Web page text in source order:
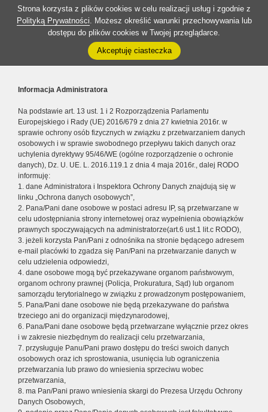
Strona korzysta z plików cookies w celu realizacji usług i zgodnie z
Polityką Prywatności. Możesz określić warunki przechowywania lub
dostępu do plików cookies w Twojej przeglądarce.
Akceptuję ciasteczka
Informacja Administratora
Na podstawie art. 13 ust. 1 i 2 Rozporządzenia Parlamentu
Europejskiego i Rady (UE) 2016/679 z dnia 27 kwietnia 2016r. w
sprawie ochrony osób fizycznych w związku z przetwarzaniem danych
osobowych i w sprawie swobodnego przepływu takich danych oraz
uchylenia dyrektywy 95/46/WE (ogólne rozporządzenie o ochronie
danych), Dz. U. UE. L. 2016.119.1 z dnia 4 maja 2016r., dalej RODO
informuję:
1. dane Administratora i Inspektora Ochrony Danych znajdują się w
linku „Ochrona danych osobowych”,
2. Pana/Pani dane osobowe w postaci adresu IP, są przetwarzane w
celu udostępniania strony internetowej oraz wypełnienia obowiązków
prawnych spoczywających na administratorze(art.6 ust.1 lit.c RODO),
3. jeżeli korzysta Pan/Pani z odnośnika na stronie będącego adresem
e-mail placówki to zgadza się Pan/Pani na przetwarzanie danych w
celu udzielenia odpowiedzi,
4. dane osobowe mogą być przekazywane organom państwowym,
organom ochrony prawnej (Policja, Prokuratura, Sąd) lub organom
samorządu terytorialnego w związku z prowadzonym postępowaniem,
5. Pana/Pani dane osobowe nie będą przekazywane do państwa
trzeciego ani do organizacji międzynarodowej,
6. Pana/Pani dane osobowe będą przetwarzane wyłącznie przez okres
i w zakresie niezbędnym do realizacji celu przetwarzania,
7. przysługuje Panu/Pani prawo dostępu do treści swoich danych
osobowych oraz ich sprostowania, usunięcia lub ograniczenia
przetwarzania lub prawo do wniesienia sprzeciwu wobec
przetwarzania,
8. ma Pan/Pani prawo wniesienia skargi do Prezesa Urzędu Ochrony
Danych Osobowych,